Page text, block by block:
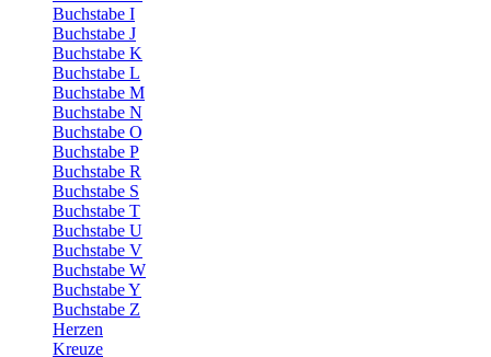
Buchstabe I
Buchstabe J
Buchstabe K
Buchstabe L
Buchstabe M
Buchstabe N
Buchstabe O
Buchstabe P
Buchstabe R
Buchstabe S
Buchstabe T
Buchstabe U
Buchstabe V
Buchstabe W
Buchstabe Y
Buchstabe Z
Herzen
Kreuze